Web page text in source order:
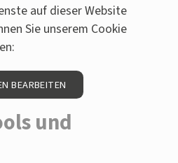
auf dieser Website
Sie unserem Cookie
BEARBEITEN
und